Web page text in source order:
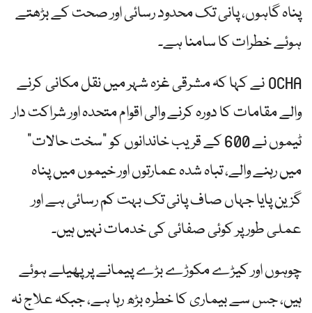
پناہ گاہوں، پانی تک محدود رسائی اور صحت کے بڑھتے
ہوئے خطرات کا سامنا ہے۔
OCHA نے کہا کہ مشرقی غزہ شہر میں نقل مکانی کرنے
والے مقامات کا دورہ کرنے والی اقوام متحدہ اور شراکت دار
ٹیموں نے 600 کے قریب خاندانوں کو "سخت حالات”
میں رہنے والے، تباہ شدہ عمارتوں اور خیموں میں پناہ
گزین پایا جہاں صاف پانی تک بہت کم رسائی ہے اور
عملی طور پر کوئی صفائی کی خدمات نہیں ہیں۔
چوہوں اور کیڑے مکوڑے بڑے پیمانے پر پھیلے ہوئے
ہیں، جس سے بیماری کا خطرہ بڑھ رہا ہے، جبکہ علاج نہ